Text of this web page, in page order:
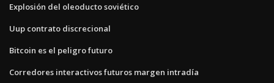
Explosión del oleoducto soviético
Uup contrato discrecional
Bitcoin es el peligro futuro
Corredores interactivos futuros margen intradía